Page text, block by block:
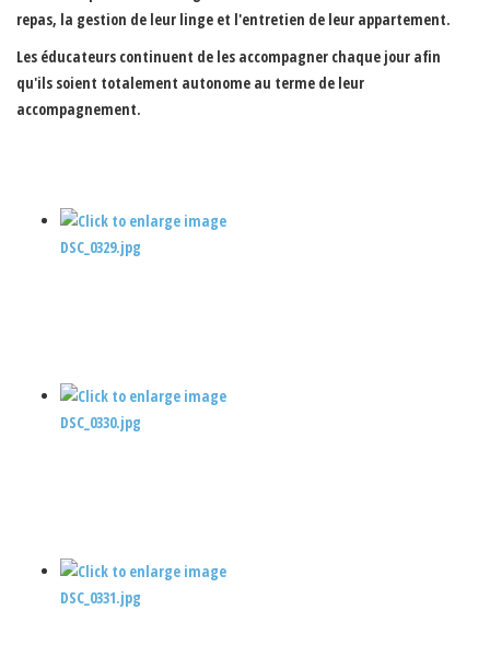
repas, la gestion de leur linge et l'entretien de leur appartement.
Les éducateurs continuent de les accompagner chaque jour afin
qu'ils soient totalement autonome au terme de leur
accompagnement.